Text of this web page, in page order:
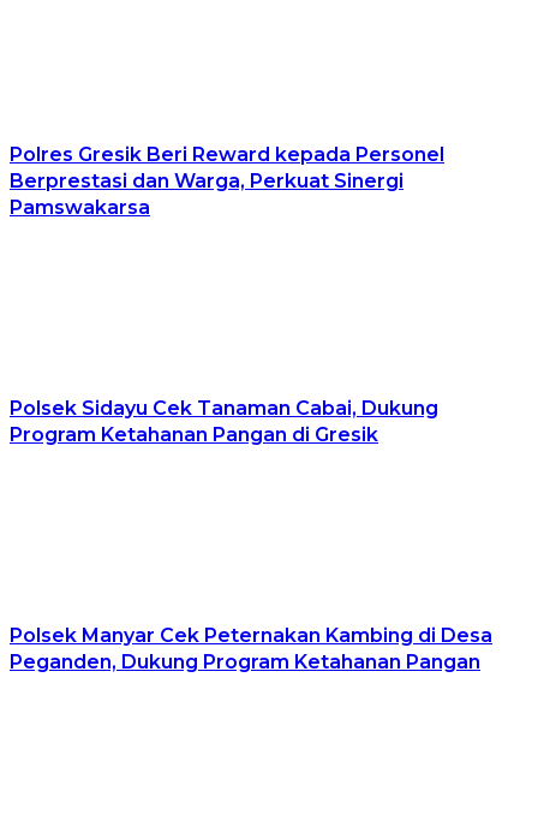
Polres Gresik Beri Reward kepada Personel
Berprestasi dan Warga, Perkuat Sinergi
Pamswakarsa
Polsek Sidayu Cek Tanaman Cabai, Dukung
Program Ketahanan Pangan di Gresik
Polsek Manyar Cek Peternakan Kambing di Desa
Peganden, Dukung Program Ketahanan Pangan